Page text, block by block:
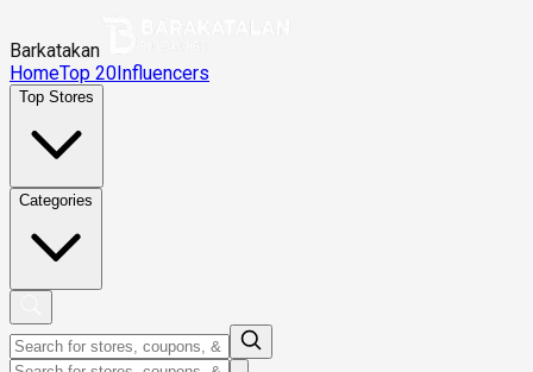
Barkatakan
HomeTop 20Influencers
Top Stores
Categories